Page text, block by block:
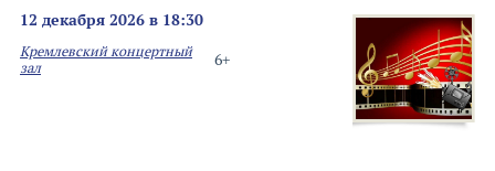
12 декабря 2026 в 18:30
6+
Кремлевский концертный
зал